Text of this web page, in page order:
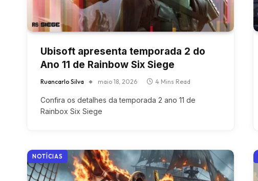
Ubisoft apresenta temporada 2 do
Ano 11 de Rainbow Six Siege
Ruancarlo Silva maio 18, 2026 4 Mins Read
Confira os detalhes da temporada 2 ano 11 de
Rainbox Six Siege
NOTÍCIAS